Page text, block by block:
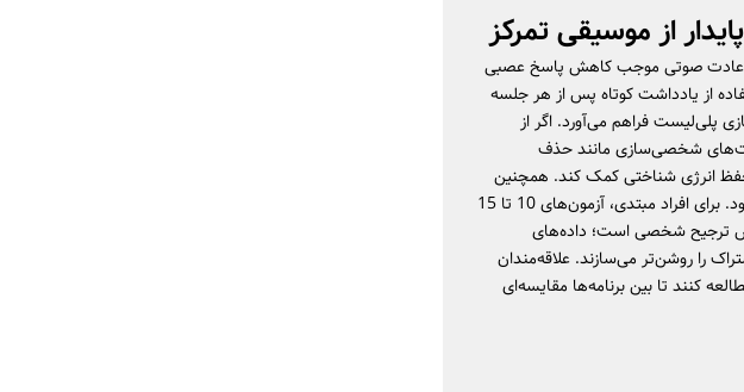
از موسیقی تمرکز
تا عادت صوتی موجب کاهش پاسخ عصبی
از یادداشت کوتاه پس از هر جلسه
پلی‌لیست فراهم می‌آورد. اگر از
شخصی‌سازی مانند حذف
انرژی شناختی کمک کند. همچنین
مراقب بلندی طولانی‌مدت صدا باشید تا شنوایی محافظت شود. برای افراد مبتدی، آزمون‌های 10 تا 15
ترجیح شخصی است؛ داده‌های
را روشن‌تر می‌سازند. علاقه‌مندان
کنند تا بین برنامه‌ها مقایسه‌ای